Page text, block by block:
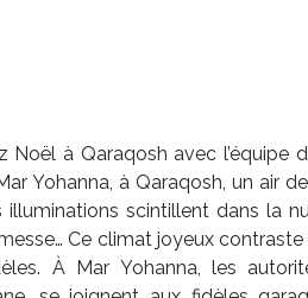
Noël à Qaraqosh avec l’équipe
Yohanna, à Qaraqosh, un air
illuminations scintillent dans la
Ce climat joyeux
À Mar Yohanna, les